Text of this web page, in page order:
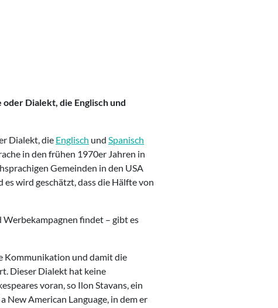
Dialekt, die Englisch und
Dialekt, die Englisch und Spanisch
in den frühen 1970er Jahren in
Gemeinden in den USA
wird geschätzt, dass die Hälfte von
Werbekampagnen findet – gibt es
Kommunikation und damit die
Dieser Dialekt hat keine
voran, so Ilon Stavans, ein
New American Language, in dem er